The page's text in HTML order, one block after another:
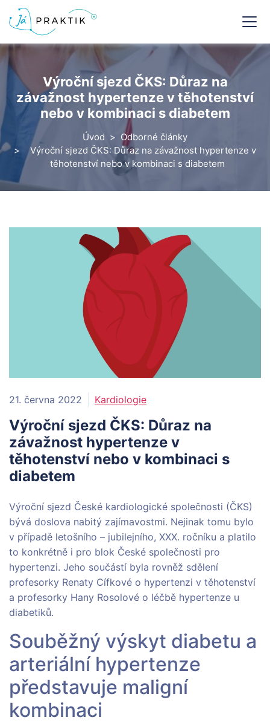
Výroční sjezd ČKS: Důraz na
závažnost hypertenze v těhotenství
nebo v kombinaci s diabetem
Úvod
Odborné články
Výroční sjezd ČKS: Důraz na závažnost hypertenze v
těhotenství nebo v kombinaci s diabetem
21. června 2022 Kardiologie
Výroční sjezd ČKS: Důraz na
závažnost hypertenze v
těhotenství nebo v kombinaci s
diabetem
Výroční sjezd České kardiologické společnosti (ČKS)
bývá doslova nabitý zajímavostmi. Nejinak tomu bylo
v případě letošního – jubilejního, XXX. ročníku a platilo
to konkrétně i pro blok České společnosti pro
hypertenzi. Jeho součástí byla rovněž sdělení
profesorky Renaty Cífkové o hypertenzi v těhotenství
a profesorky Hany Rosolové o léčbě hypertenze u
diabetiků.
Souběžný výskyt diabetu a
arteriální hypertenze
představuje maligní
kombinaci